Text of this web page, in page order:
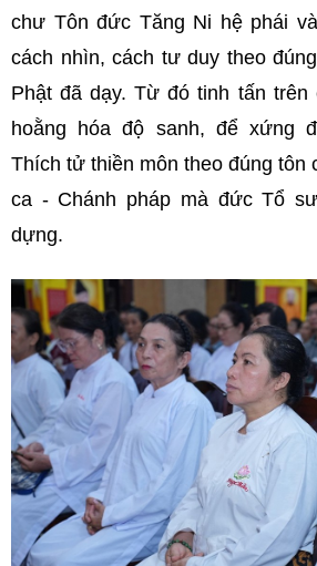
chư Tôn đức Tăng Ni hệ phái
cách nhìn, cách tư duy theo
Phật đã dạy. Từ đó tinh tấn
hoằng hóa độ sanh, để xứng
Thích tử thiền môn theo đúng tôn
ca - Chánh pháp mà đức Tổ
dựng.